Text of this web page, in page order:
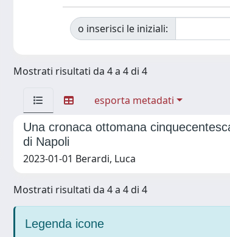
o inserisci le iniziali:
Mostrati risultati da 4 a 4 di 4
esporta metadati
Una cronaca ottomana
di Napoli
2023-01-01 Berardi, Luca
Mostrati risultati da 4 a 4 di 4
Legenda icone